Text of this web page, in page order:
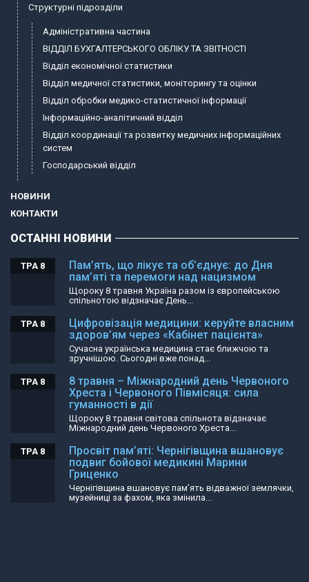
Структурні підрозділи
Адміністративна частина
ВІДДІЛ БУХГАЛТЕРСЬКОГО ОБЛІКУ ТА ЗВІТНОСТІ
Відділ економічної статистики
Відділ медичної статистики, моніторингу та оцінки
Відділ обробки медико-статистичної інформації
Інформаційно-аналітичний відділ
Відділ координації та розвитку медичних інформаційних
систем
Господарський відділ
НОВИНИ
КОНТАКТИ
ОСТАННІ НОВИНИ
Пам’ять, що лікує та об’єднує: до Дня
пам’яті та перемоги над нацизмом
ТРА 8
Щороку 8 травня Україна разом із європейською
спільнотою відзначає День...
Цифровізація медицини: керуйте власним
здоров’ям через «Кабінет пацієнта»
ТРА 8
Сучасна українська медицина стає ближчою та
зручнішою. Сьогодні вже понад...
8 травня – Міжнародний день Червоного
Хреста і Червоного Півмісяця: сила
гуманності в дії
ТРА 8
Щороку 8 травня світова спільнота відзначає
Міжнародний день Червоного Хреста...
Просвіт пам’яті: Чернігівщина вшановує
подвиг бойової медикині Марини
Гриценко
ТРА 8
Чернігівщина вшановує пам’ять відважної землячки,
музейниці за фахом, яка змінила...